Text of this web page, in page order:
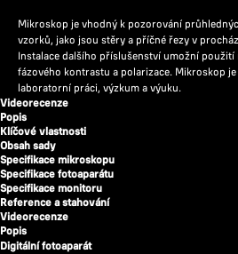
Mikroskop je vhodný k pozorování
vzorků, jako jsou stěry a příčné řezy v
Instalace dalšího příslušenství umožní použití
fázového kontrastu a polarizace. Mikroskop
laboratorní práci, výzkum a výuku.
Videorecenze
Popis
Klíčové vlastnosti
Obsah sady
Specifikace mikroskopu
Specifikace fotoaparátu
Specifikace monitoru
Reference a stahování
Videorecenze
Popis
Digitální fotoaparát